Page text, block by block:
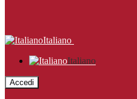
Italiano
Italiano
Accedi